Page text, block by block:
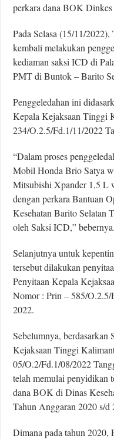
perkara dana BOK
Pada Selasa (15/11/
kembali melakukan
kediaman saksi ICD di
PMT di Buntok – Barito
Penggeledahan ini
Kepala Kejaksaan Tinggi
234/O.2.5/Fd.1/11/2022
“Dalam proses
Mobil Honda Brio Satya
Mitsubishi Xpander 1,5 L
dengan perkara Bantuan
Kesehatan Barito Selatan
oleh Saksi ICD,” bebernya.
Selanjutnya untuk
tersebut dilakukan
Penyitaan Kepala
Nomor : Prin – 585/
2022.
Sebelumnya, berdasarkan
Kejaksaan Tinggi
05/O.2/Fd.1/08/2022
telah memulai penyidikan
dana BOK di Dinas
Tahun Anggaran 2020 s/d
Dimana pada tahun 2020,